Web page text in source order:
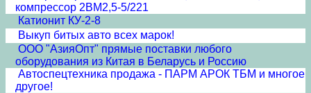
компрессор 2ВМ2,5-5/221
Катионит КУ-2-8
Выкуп битых авто всех марок!
ООО "АзияОпт" прямые поставки любого
оборудования из Китая в Беларусь и Россию
Автоспецтехника продажа - ПАРМ АРОК ТБМ и многое
другое!